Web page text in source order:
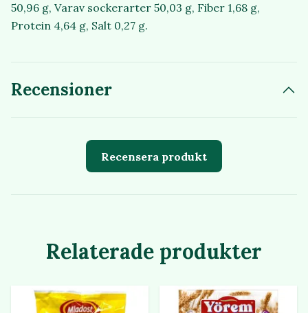
50,96 g, Varav sockerarter 50,03 g, Fiber 1,68 g,
Protein 4,64 g, Salt 0,27 g.
Recensioner
Recensera produkt
Relaterade produkter